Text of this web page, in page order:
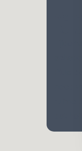
Plus-
goed